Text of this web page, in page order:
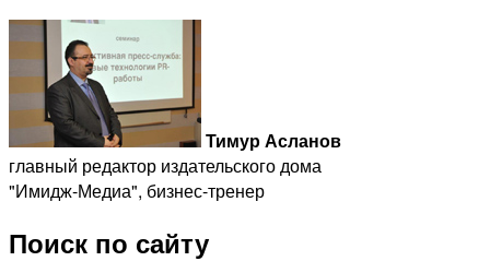
Тимур Асланов
главный редактор издательского дома
"Имидж-Медиа", бизнес-тренер
Поиск по сайту